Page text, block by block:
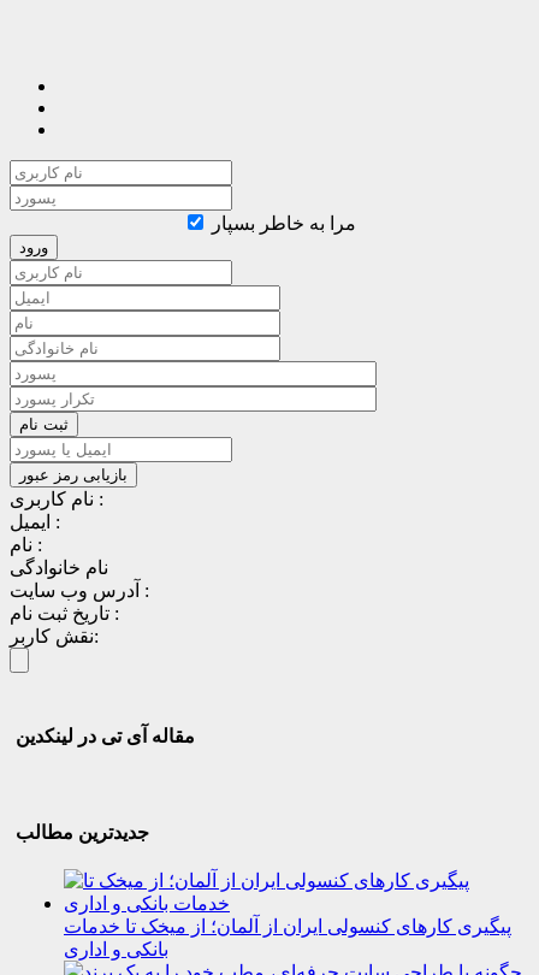
مرا به خاطر بسپار
نام کاربری :
ایمیل :
نام :
نام خانوادگی
آدرس وب سایت :
تاریخ ثبت نام :
نقش کاربر:
مقاله آی تی در لینکدین
جدیدترین مطالب
پیگیری کارهای کنسولی ایران از آلمان؛ از میخک تا خدمات
بانکی و اداری